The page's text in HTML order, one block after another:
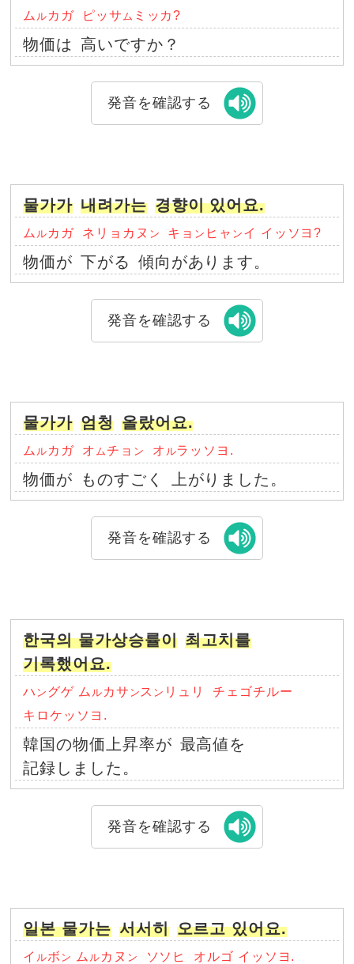
ム ル カガ ピッサ ム ミッカ?
物価は 高いですか？
発音を確認する
물가가 내려가는 경향이 있어요.
ム ル カガ ネリョカヌ ン キョ ン ヒャ ン イ イッソヨ?
物価が 下がる 傾向があります。
発音を確認する
물가가 엄청 올랐어요.
ム ル カガ オ ムチョ ン オ ルラッソヨ.
物価が ものすごく 上がりました。
発音を確認する
한국의 물가상승률이 최고치를
기록했어요.
ハ ン グゲ ム ル カサ ン ス ン リュリ
チェゴチルー
キロケッソヨ.
韓国の物価上昇率が 最高値を
記録しました。
発音を確認する
일본 물가는 서서히 오르고 있어요.
イ ルボ ン ム ル カヌ ン ソソヒ オルゴ イッソヨ.